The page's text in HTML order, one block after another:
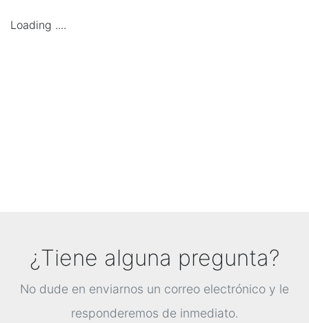
Loading ....
¿Tiene alguna pregunta?
No dude en enviarnos un correo electrónico y le
responderemos de inmediato.